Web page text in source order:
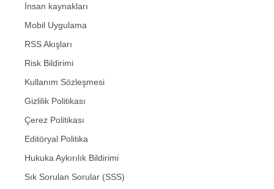
İnsan kaynakları
Mobil Uygulama
RSS Akışları
Risk Bildirimi
Kullanım Sözleşmesi
Gizlilik Politikası
Çerez Politikası
Editöryal Politika
Hukuka Aykırılık Bildirimi
Sık Sorulan Sorular (SSS)